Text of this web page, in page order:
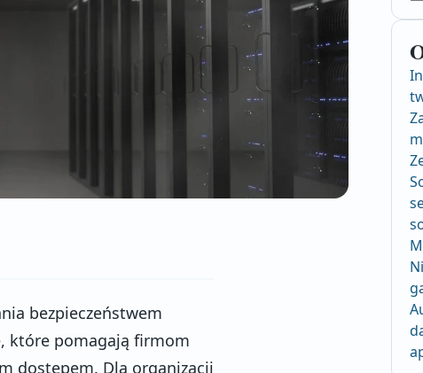
bezpieczeństwem
które pomagają firmom
dostępem. Dla organizacji